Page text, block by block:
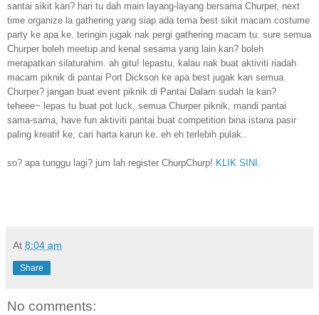
santai sikit kan? hari tu dah main layang-layang bersama Churper, next
time organize la gathering yang siap ada tema best sikit macam costume
party ke apa ke. teringin jugak nak pergi gathering macam tu. sure semua
Churper boleh meetup and kenal sesama yang lain kan? boleh
merapatkan silaturahim. ah gitu! lepastu, kalau nak buat aktiviti riadah
macam piknik di pantai Port Dickson ke apa best jugak kan semua
Churper? jangan buat event piknik di Pantai Dalam sudah la kan?
teheee~ lepas tu buat pot luck, semua Churper piknik, mandi pantai
sama-sama, have fun aktiviti pantai buat competition bina istana pasir
paling kreatif ke, cari harta karun ke. eh eh terlebih pulak..
so? apa tunggu lagi? jum lah register ChurpChurp! KLIK SINI.
At 8:04 am
Share
No comments: